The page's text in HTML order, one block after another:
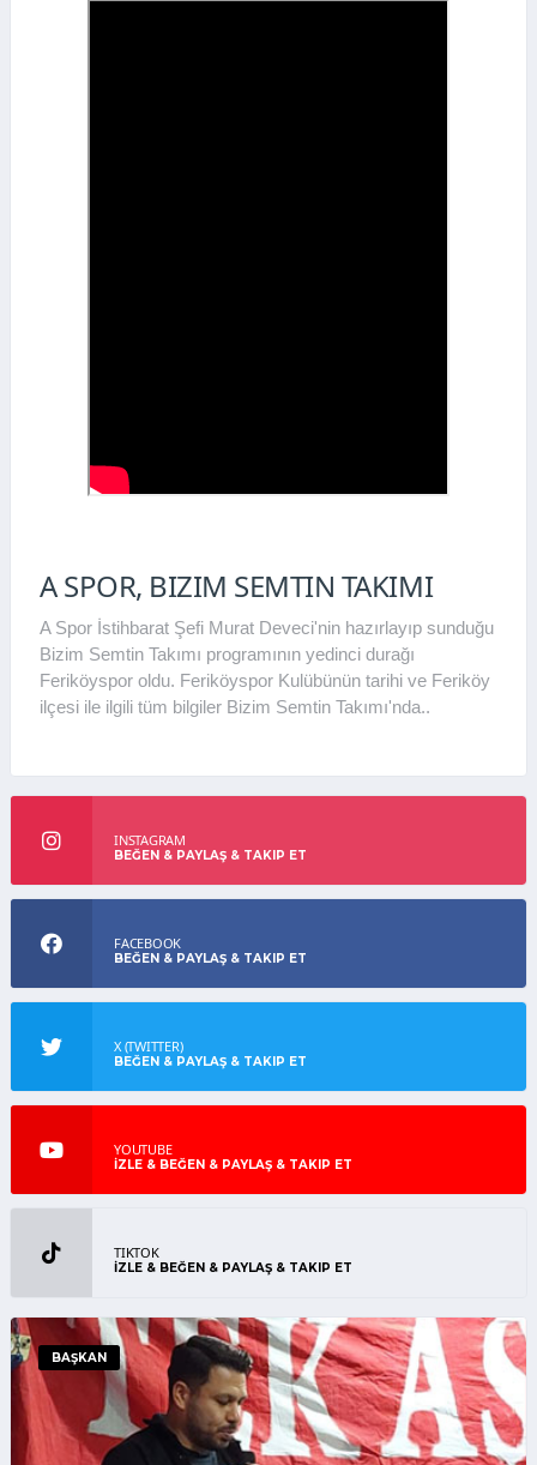
A SPOR, BIZIM SEMTIN TAKIMI
A Spor İstihbarat Şefi Murat Deveci'nin hazırlayıp sunduğu
Bizim Semtin Takımı programının yedinci durağı
Feriköyspor oldu. Feriköyspor Kulübünün tarihi ve Feriköy
ilçesi ile ilgili tüm bilgiler Bizim Semtin Takımı'nda..
INSTAGRAM
BEĞEN & PAYLAŞ & TAKIP ET
FACEBOOK
BEĞEN & PAYLAŞ & TAKIP ET
X (TWITTER)
BEĞEN & PAYLAŞ & TAKIP ET
YOUTUBE
İZLE & BEĞEN & PAYLAŞ & TAKIP ET
TIKTOK
İZLE & BEĞEN & PAYLAŞ & TAKIP ET
BAŞKAN